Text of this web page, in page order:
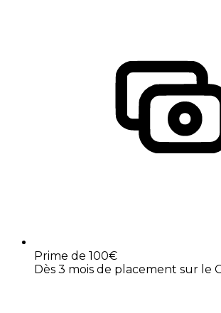
Prime de 100€
Dès 3 mois de placement sur le